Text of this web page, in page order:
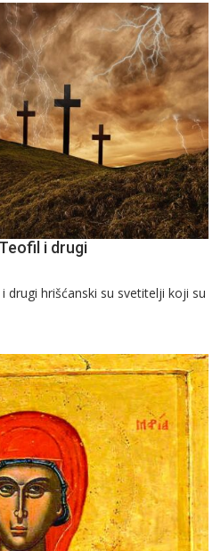
i drugi
drugi hrišćanski su svetitelji koji su